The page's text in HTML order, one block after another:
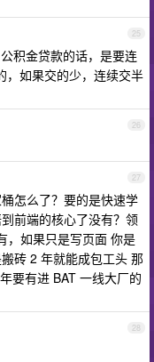
25
积金贷款的话，是要连
，如果交的少，连续交半
26
27
怎么了？要的是快速学
前端的核心了没有？领
，如果只是写页面 你是
砖 2 年就能成包工头 那
要有进 BAT 一线大厂的
28